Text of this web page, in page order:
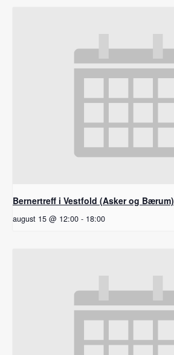
Bernertreff i Vestfold (Asker og Bærum)
august 15 @ 12:00 - 18:00